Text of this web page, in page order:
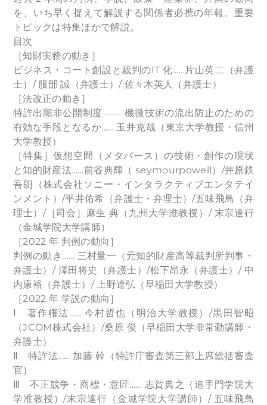
を、いち早く捉えて解説する関係者必携の年報。重要
トピックは特集ほかで解説。
目次
［知財実務の動き］
ビジネス・コート創設と裁判のIT 化……片山英二（弁護
士）/ 服部 誠（弁護士）/ 佐々木英人（弁護士）
［法改正の動き］
特許出願非公開制度―― 機微技術の流出防止のための
有効な手段となるか…… 玉井克哉（東京大学教授・信州
大学教授）
［特集］仮想空間（メタバース）の技術・創作の現状
と知的財産法……前谷典輝（ seymourpowell）/井原鉄
吾朗（株式会社ソニー・インタラクティブエンタテイ
ンメント）/平井佑希（弁護士・弁理士）/五味飛鳥（弁
理士）/［司会］麻生 典（九州大学准教授）/ 末宗達行
（金城学院大学講師）
［2022 年 判例の動向］
判例の動き…… 三村量一（元知的財産高等裁判所判事・
弁護士）/ 澤田将史（弁護士）/松下昂永（弁護士）/ 中
内康裕（弁護士）/ 上野達弘（早稲田大学教授）
［2022 年 学説の動向］
Ⅰ 著作権法…… 今村哲也（明治大学教授）/黒田智昭
（JCOM株式会社）/桑原 俊（早稲田大学非常勤講師・
弁護士）
Ⅱ 特許法…… 加藤 幹（特許庁審査第三部上席総括審査
官）
Ⅲ 不正競争・商標・意匠…… 志賀典之（追手門学院大
学准教授）/末宗達行（金城学院大学講師）/ 五味飛鳥